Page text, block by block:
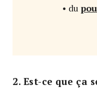
• du
2. Est-ce que ça